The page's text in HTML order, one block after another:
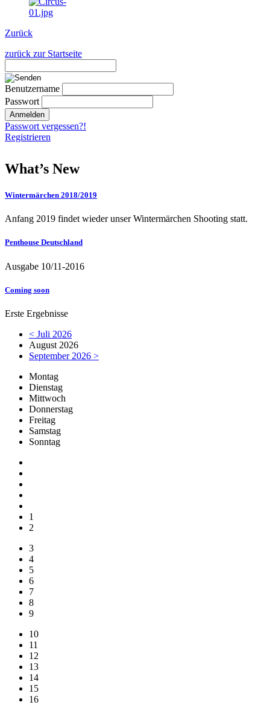
Zurück
zurück zur Startseite
Benutzername
Passwort
Passwort vergessen?!
Registrieren
What’s New
Wintermärchen 2018/2019
Anfang 2019 findet wieder unser Wintermärchen Shooting statt.
Penthouse Deutschland
Ausgabe 10/11-2016
Coming soon
Erste Ergebnisse
< Juli 2026
August 2026
September 2026 >
Montag
Dienstag
Mittwoch
Donnerstag
Freitag
Samstag
Sonntag
1
2
3
4
5
6
7
8
9
10
11
12
13
14
15
16